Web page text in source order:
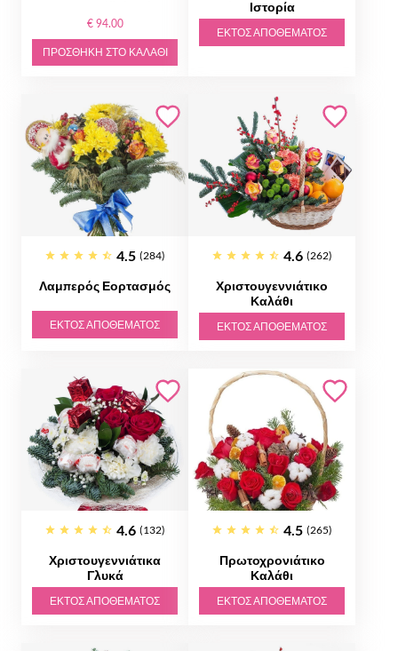
€ 94.00
ΠΡΟΣΘΉΚΗ ΣΤΟ ΚΑΛΆΘΙ
Ιστορία
ΕΚΤΌΣ ΑΠΟΘΈΜΑΤΟΣ
4.5 (284)
Λαμπερός Εορτασμός
ΕΚΤΌΣ ΑΠΟΘΈΜΑΤΟΣ
4.6 (262)
Χριστουγεννιάτικο
Καλάθι
ΕΚΤΌΣ ΑΠΟΘΈΜΑΤΟΣ
4.6 (132)
Χριστουγεννιάτικα
Γλυκά
ΕΚΤΌΣ ΑΠΟΘΈΜΑΤΟΣ
4.5 (265)
Πρωτοχρονιάτικο
Καλάθι
ΕΚΤΌΣ ΑΠΟΘΈΜΑΤΟΣ